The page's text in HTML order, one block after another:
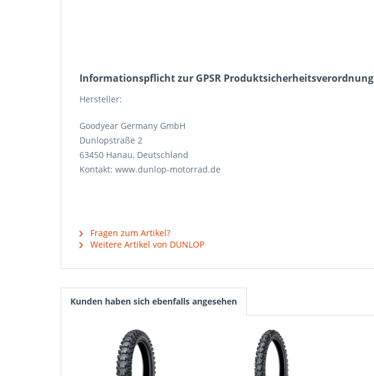
Informations­pflicht zur GPSR Produktsicherheits­verordnung
Hersteller:
Goodyear Germany GmbH
Dunlopstraße 2
63450 Hanau, Deutschland
Kontakt: www.dunlop-motorrad.de
Fragen zum Artikel?
Weitere Artikel von DUNLOP
Kunden haben sich ebenfalls angesehen